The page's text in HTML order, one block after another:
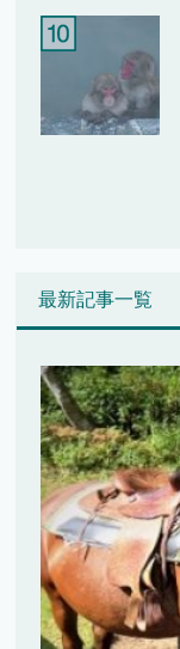
最新記事一覧